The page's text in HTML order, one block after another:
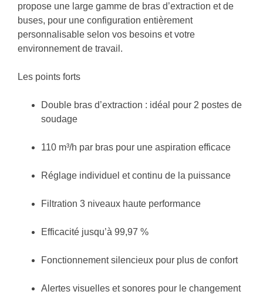
propose une large gamme de bras d’extraction et de
buses, pour une configuration entièrement
personnalisable selon vos besoins et votre
environnement de travail.
Les points forts
Double bras d’extraction : idéal pour 2 postes de
soudage
110 m³/h par bras pour une aspiration efficace
Réglage individuel et continu de la puissance
Filtration 3 niveaux haute performance
Efficacité jusqu’à 99,97 %
Fonctionnementsilencieux pour plus de confort
Alertes visuelles et sonores pour le changement